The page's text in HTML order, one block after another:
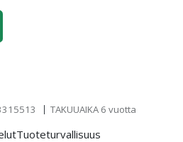
TAKUUAIKA 6 vuotta
Tuoteturvallisuus